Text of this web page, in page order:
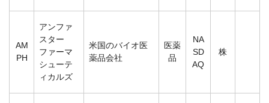
AM
PH
アンファ
スター
ファーマ
シューテ
ィカルズ
米国のバイオ医
薬品会社
医薬
品
NA
SD
AQ
株